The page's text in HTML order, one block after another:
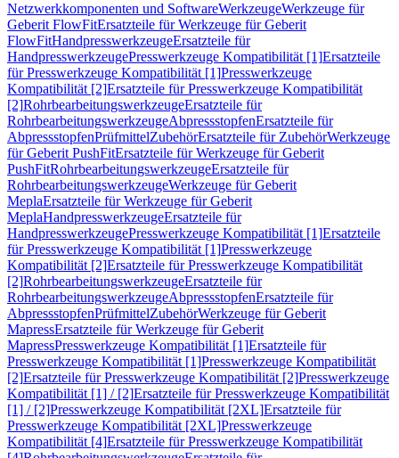
Netzwerkkomponenten und SoftwareWerkzeugeWerkzeuge für
Geberit FlowFitErsatzteile für Werkzeuge für Geberit
FlowFitHandpresswerkzeugeErsatzteile für
HandpresswerkzeugePresswerkzeuge Kompatibilität [1]Ersatzteile
für Presswerkzeuge Kompatibilität [1]Presswerkzeuge
Kompatibilität [2]Ersatzteile für Presswerkzeuge Kompatibilität
[2]RohrbearbeitungswerkzeugeErsatzteile für
RohrbearbeitungswerkzeugeAbpressstopfenErsatzteile für
AbpressstopfenPrüfmittelZubehörErsatzteile für ZubehörWerkzeuge
für Geberit PushFitErsatzteile für Werkzeuge für Geberit
PushFitRohrbearbeitungswerkzeugeErsatzteile für
RohrbearbeitungswerkzeugeWerkzeuge für Geberit
MeplaErsatzteile für Werkzeuge für Geberit
MeplaHandpresswerkzeugeErsatzteile für
HandpresswerkzeugePresswerkzeuge Kompatibilität [1]Ersatzteile
für Presswerkzeuge Kompatibilität [1]Presswerkzeuge
Kompatibilität [2]Ersatzteile für Presswerkzeuge Kompatibilität
[2]RohrbearbeitungswerkzeugeErsatzteile für
RohrbearbeitungswerkzeugeAbpressstopfenErsatzteile für
AbpressstopfenPrüfmittelZubehörWerkzeuge für Geberit
MapressErsatzteile für Werkzeuge für Geberit
MapressPresswerkzeuge Kompatibilität [1]Ersatzteile für
Presswerkzeuge Kompatibilität [1]Presswerkzeuge Kompatibilität
[2]Ersatzteile für Presswerkzeuge Kompatibilität [2]Presswerkzeuge
Kompatibilität [1] / [2]Ersatzteile für Presswerkzeuge Kompatibilität
[1] / [2]Presswerkzeuge Kompatibilität [2XL]Ersatzteile für
Presswerkzeuge Kompatibilität [2XL]Presswerkzeuge
Kompatibilität [4]Ersatzteile für Presswerkzeuge Kompatibilität